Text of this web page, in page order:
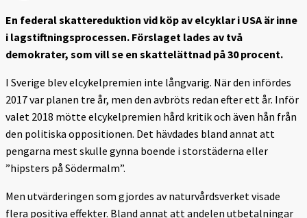
En federal skattereduktion vid köp av elcyklar i USA är inne
i lagstiftningsprocessen. Förslaget lades av två
demokrater, som vill se en skattelättnad på 30 procent.
I Sverige blev elcykelpremien inte långvarig. När den infördes
2017 var planen tre år, men den avbröts redan efter ett år. Inför
valet 2018 mötte elcykelpremien hård kritik och även hån från
den politiska oppositionen. Det hävdades bland annat att
pengarna mest skulle gynna boende i storstäderna eller
”hipsters på Södermalm”.
Men utvärderingen som gjordes av naturvårdsverket visade
flera positiva effekter. Bland annat att andelen utbetalningar